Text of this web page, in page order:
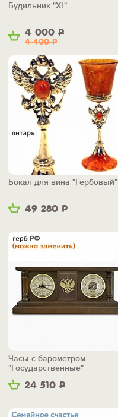
4 000 Р
4 400Р
Будильник "XL"
49 280 Р
Бокал для вина "Гербовый"
24 510 Р
Часы с барометром
"Государственные"